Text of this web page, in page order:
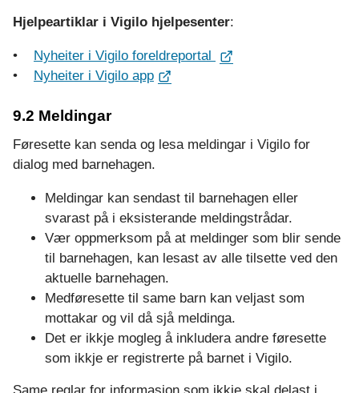
Hjelpeartiklar i Vigilo hjelpesenter:
• Nyheiter i Vigilo foreldreportal
• Nyheiter i Vigilo app
9.2 Meldingar
Føresette kan senda og lesa meldingar i Vigilo for
dialog med barnehagen.
Meldingar kan sendast til barnehagen eller
svarast på i eksisterande meldingstrådar.
Vær oppmerksom på at meldinger som blir sende
til barnehagen, kan lesast av alle tilsette ved den
aktuelle barnehagen.
Medføresette til same barn kan veljast som
mottakar og vil då sjå meldinga.
Det er ikkje mogleg å inkludera andre føresette
som ikkje er registrerte på barnet i Vigilo.